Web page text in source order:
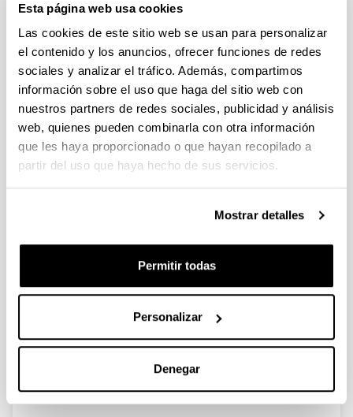
Esta página web usa cookies
Las cookies de este sitio web se usan para personalizar
el contenido y los anuncios, ofrecer funciones de redes
sociales y analizar el tráfico. Además, compartimos
información sobre el uso que haga del sitio web con
nuestros partners de redes sociales, publicidad y análisis
web, quienes pueden combinarla con otra información
que les haya proporcionado o que hayan recopilado a
partir del uso que haya hecho de sus servicios.
Mostrar detalles
Permitir todas
Personalizar
Denegar
2020
Ni−Cu Bimetallic Catalytic System
for Producing
5‑Hydroxymethylfurfural-Derived
Value-Added Biofuels
Autoría:
N. Viar,* J.M. Requies, I. Agirre, A. Iriondo, M. Gil-
Año:
Revista:
8
Página de inicio - Página de fin: